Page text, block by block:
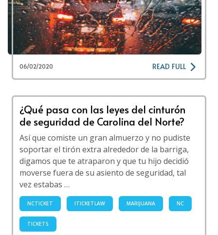
06/02/2020 READ FULL
¿Qué pasa con las leyes del cinturón
de seguridad de Carolina del Norte?
Así que comiste un gran almuerzo y no pudiste
soportar el tirón extra alrededor de la barriga,
digamos que te atraparon y que tu hijo decidió
moverse fuera de su asiento de seguridad, tal
vez estabas …
NCTICKET ITICKETLAW MARIJUANA NC
TICKETS